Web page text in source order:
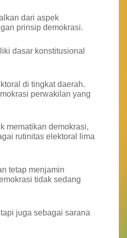
dari aspek
prinsip demokrasi.
dasar konstitusional
di tingkat daerah.
perwakilan yang
mematikan demokrasi,
rutinitas elektoral lima
tetap menjamin
tidak sedang
juga sebagai sarana